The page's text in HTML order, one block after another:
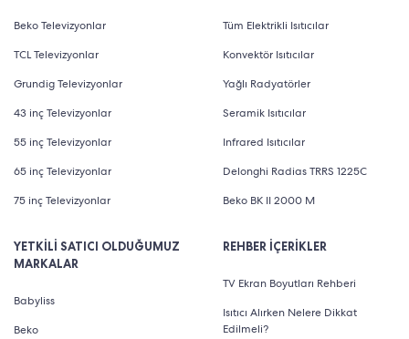
Beko Televizyonlar
TCL Televizyonlar
Grundig Televizyonlar
43 inç Televizyonlar
55 inç Televizyonlar
65 inç Televizyonlar
75 inç Televizyonlar
YETKİLİ SATICI OLDUĞUMUZ
MARKALAR
Babyliss
Beko
Tüm Elektrikli Isıtıcılar
Konvektör Isıtıcılar
Yağlı Radyatörler
Seramik Isıtıcılar
Infrared Isıtıcılar
Delonghi Radias TRRS 1225C
Beko BK II 2000 M
REHBER İÇERİKLER
TV Ekran Boyutları Rehberi
Isıtıcı Alırken Nelere Dikkat
Edilmeli?